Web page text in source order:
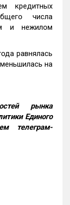
кредитных
числа
и нежилом
равнялась
на
рынка
Единого
телеграм-